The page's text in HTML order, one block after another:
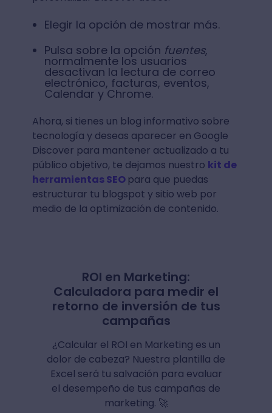
Elegir la opción de mostrar más.
Pulsa sobre la opción fuentes,
normalmente los usuarios
desactivan la lectura de correo
electrónico, facturas, eventos,
Calendar y Chrome.
Ahora, si tienes un blog informativo sobre
tecnología y deseas aparecer en Google
Discover para mantener actualizado a tu
público objetivo, te dejamos nuestro kit de
herramientas SEO para que puedas
estructurar tu blogspot y sitio web por
medio de la optimización de contenido.
ROI en Marketing:
Calculadora para medir el
retorno de inversión de tus
campañas
¿Calcular el ROI en Marketing es un
dolor de cabeza? Nuestra plantilla de
Excel será tu salvación para evaluar
el desempeño de tus campañas de
marketing. 🚀